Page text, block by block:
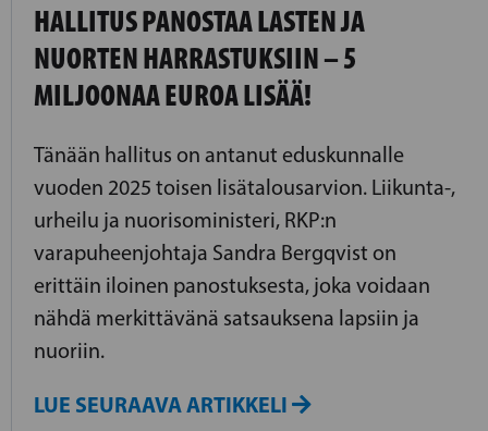
HALLITUS PANOSTAA LASTEN JA
NUORTEN HARRASTUKSIIN – 5
MILJOONAA EUROA LISÄÄ!
Tänään hallitus on antanut eduskunnalle
vuoden 2025 toisen lisätalousarvion. Liikunta-,
urheilu ja nuorisoministeri, RKP:n
varapuheenjohtaja Sandra Bergqvist on
erittäin iloinen panostuksesta, joka voidaan
nähdä merkittävänä satsauksena lapsiin ja
nuoriin.
LUE SEURAAVA ARTIKKELI